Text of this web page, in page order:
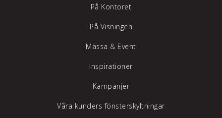
På Kontoret
På Visningen
Mässa & Event
Inspirationer
Kampanjer
Våra kunders fönsterskyltningar